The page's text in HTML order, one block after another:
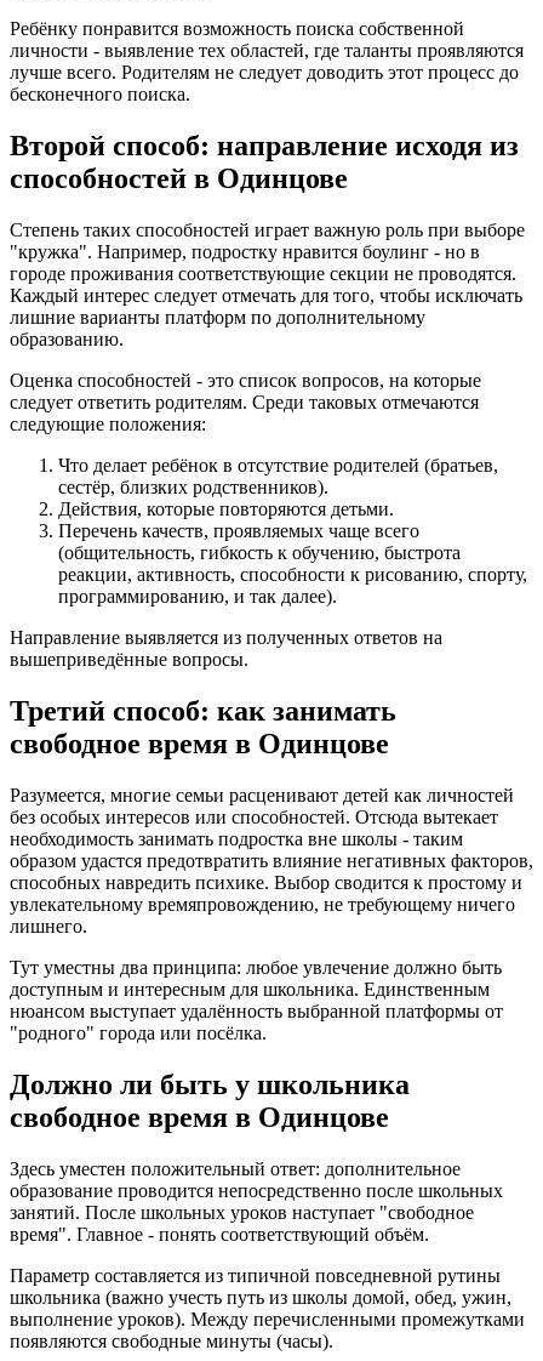
Ребёнку понравится возможность поиска собственной
личности - выявление тех областей, где таланты проявляются
лучше всего. Родителям не следует доводить этот процесс до
бесконечного поиска.
Второй способ: направление исходя из
способностей в Одинцове
Степень таких способностей играет важную роль при выборе
"кружка". Например, подростку нравится боулинг - но в
городе проживания соответствующие секции не проводятся.
Каждый интерес следует отмечать для того, чтобы исключать
лишние варианты платформ по дополнительному
образованию.
Оценка способностей - это список вопросов, на которые
следует ответить родителям. Среди таковых отмечаются
следующие положения:
Что делает ребёнок в отсутствие родителей (братьев,
сестёр, близких родственников).
Действия, которые повторяются детьми.
Перечень качеств, проявляемых чаще всего
(общительность, гибкость к обучению, быстрота
реакции, активность, способности к рисованию, спорту,
программированию, и так далее).
Направление выявляется из полученных ответов на
вышеприведённые вопросы.
Третий способ: как занимать
свободное время в Одинцове
Разумеется, многие семьи расценивают детей как личностей
без особых интересов или способностей. Отсюда вытекает
необходимость занимать подростка вне школы - таким
образом удастся предотвратить влияние негативных факторов,
способных навредить психике. Выбор сводится к простому и
увлекательному времяпровождению, не требующему ничего
лишнего.
Тут уместны два принципа: любое увлечение должно быть
доступным и интересным для школьника. Единственным
нюансом выступает удалённость выбранной платформы от
"родного" города или посёлка.
Должно ли быть у школьника
свободное время в Одинцове
Здесь уместен положительный ответ: дополнительное
образование проводится непосредственно после школьных
занятий. После школьных уроков наступает "свободное
время". Главное - понять соответствующий объём.
Параметр составляется из типичной повседневной рутины
школьника (важно учесть путь из школы домой, обед, ужин,
выполнение уроков). Между перечисленными промежутками
появляются свободные минуты (часы).